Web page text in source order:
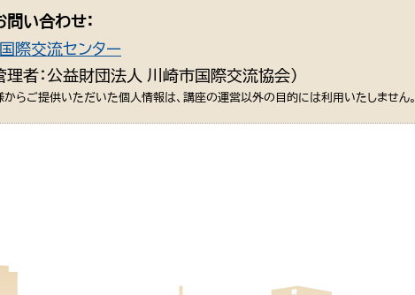
問い合わせ：
際交流センター
理者：公益財団法人 川崎市国際交流協会）
からご提供いただいた個人情報は、講座の運営以外の目的には利用いたしません。